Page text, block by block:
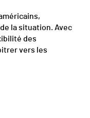
la situation. Avec
des
vers les